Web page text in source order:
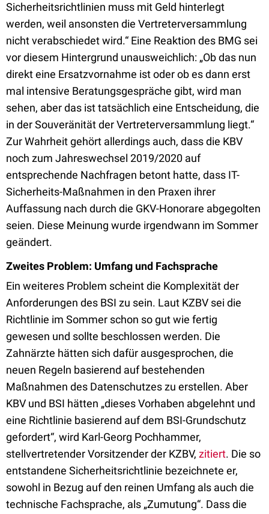
Sicherheitsrichtlinien muss mit Geld hinterlegt
werden, weil ansonsten die Vertreterversammlung
nicht verabschiedet wird.“ Eine Reaktion des BMG sei
vor diesem Hintergrund unausweichlich: „Ob das nun
direkt eine Ersatzvornahme ist oder ob es dann erst
mal intensive Beratungsgespräche gibt, wird man
sehen, aber das ist tatsächlich eine Entscheidung, die
in der Souveränität der Vertreterversammlung liegt.“
Zur Wahrheit gehört allerdings auch, dass die KBV
noch zum Jahreswechsel 2019/2020 auf
entsprechende Nachfragen betont hatte, dass IT-
Sicherheits-Maßnahmen in den Praxen ihrer
Auffassung nach durch die GKV-Honorare abgegolten
seien. Diese Meinung wurde irgendwann im Sommer
geändert.
Zweites Problem: Umfang und Fachsprache
Ein weiteres Problem scheint die Komplexität der
Anforderungen des BSI zu sein. Laut KZBV sei die
Richtlinie im Sommer schon so gut wie fertig
gewesen und sollte beschlossen werden. Die
Zahnärzte hätten sich dafür ausgesprochen, die
neuen Regeln basierend auf bestehenden
Maßnahmen des Datenschutzes zu erstellen. Aber
KBV und BSI hätten „dieses Vorhaben abgelehnt und
eine Richtlinie basierend auf dem BSI-Grundschutz
gefordert“, wird Karl-Georg Pochhammer,
stellvertretender Vorsitzender der KZBV, zitiert. Die so
entstandene Sicherheitsrichtlinie bezeichnete er,
sowohl in Bezug auf den reinen Umfang als auch die
technische Fachsprache, als „Zumutung“. Dass die